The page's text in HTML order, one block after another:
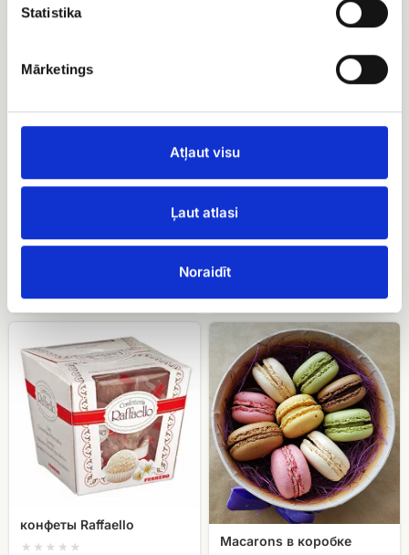
Statistika
Mārketings
Atļaut visu
Ļaut atlasi
Noraidīt
Merci
конфеты Merci
EUR 15.00
конфеты
Raffaello
конфеты Raffaello
коробке
Macarons в коробке